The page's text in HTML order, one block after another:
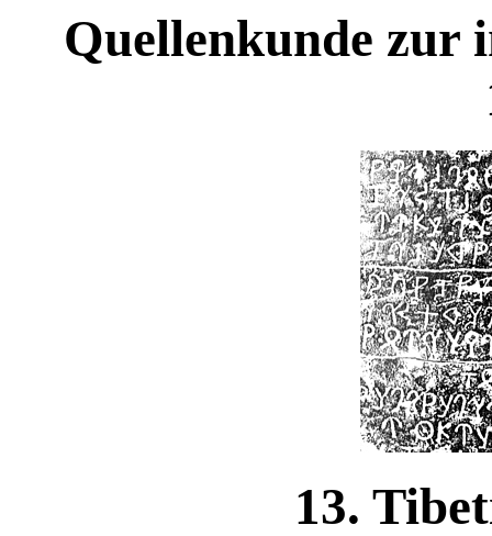
Quellenkunde zur
13.